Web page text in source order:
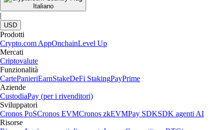
Italiano
|
USD
Prodotti
Crypto.com AppOnchainLevel Up
Mercati
Criptovalute
Funzionalità
CartePanieriEarnStakeDeFi StakingPayPrime
Aziende
CustodiaPay (per i rivenditori)
Sviluppatori
Cronos PoSCronos EVMCronos zkEVMPay SDKSDK agenti AI
Risorse